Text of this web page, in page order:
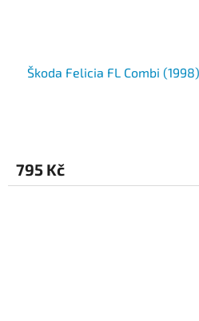
Škoda Felicia FL Combi
795 Kč